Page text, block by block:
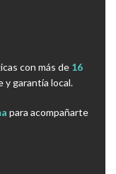
con más de 16
y garantía local.
para acompañarte